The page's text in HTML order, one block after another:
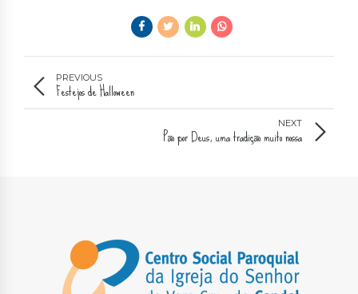
PREVIOUS
Festejos de Halloween
NEXT
Pão por Deus, uma tradição muito nossa